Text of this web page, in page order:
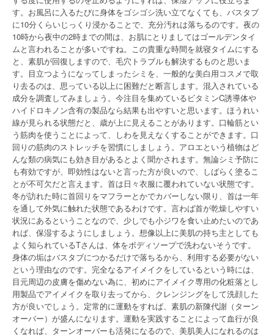
す。お風呂に入るたびに身体をゴシゴシ洗い立てなくても、バスタブ
に10分くらいじっくり浸かることで、充分汚れは落ちるのです。夜の
10時から夜中の2時までの間は、お肌にとりましてはゴールデンタイ
ムと言われることが多いですね。この貴重な時間を就寝タイムにする
と、素肌が回復しますので、毛穴トラブルも解決するものと思いま
す。目立つようになってしまったシミを、一般的な美白用コスメで取
り去るのは、思っている以上に困難だと断言します。混入されている
成分を調査してみましょう。今注目を集めているビタミンC誘導体や
ハイドロキノン含有の製品なら結果も出やすいと思います。ほうれい
線が見られる状態だと、歳が上に見えることがあります。口輪筋とい
う筋肉を使うことによって、しわを見えなくすることができます。口
回りの筋肉のストレッチを習慣にしましょう。アロエという植物はど
んな類の病気にも効き目があるとよく聞かされます。無論シミ予防に
も有効ですが、即効性はないと言った方が良いので、しばらく塗るこ
とが不可欠だと言えます。首は日々衣服に覆われていない状態です。
冬が訪れた時に首回りをマフラーとかでカバーしない限り、首は一年
を通して外気に触れた状態であるわけです。言わば首が乾燥しやすい
状況にあるということなので、少しでも小ジワを食い止めたいのであ
れば、保湿するようにしましょう。想像以上に美肌の持ち主としても
よく知られているTさんは、体をボディソープで洗わないそうです。
身体の垢はバスタブにつかるだけで落ちるから、利用する必要がない
という理由なのです。完全なるアイメイクをしているという時には、
目元周辺の皮膚を傷めない為に、初めにアイメイク専用の化粧落とし
用製品でアイメイクを取り去ってから、クレンジングをして洗顔した
方が良いでしょう。定常的に運動をすれば、素肌の新陳代謝（ターン
オーバー）が盛んになります。運動を実践することによって血行が良
くなれば、ターンオーバーも活発になるので、美肌美人になれるのは